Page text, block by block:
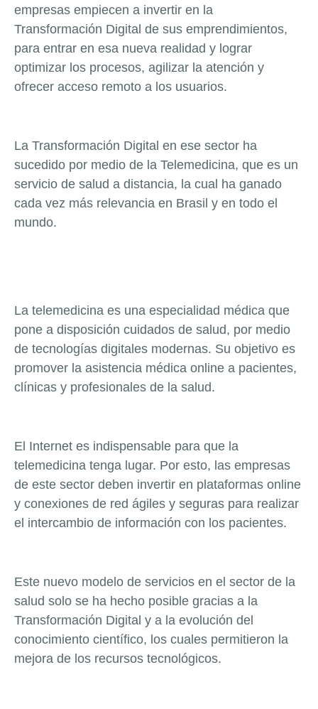
empresas empiecen a invertir en la
Transformación Digital de sus emprendimientos,
para entrar en esa nueva realidad y lograr
optimizar los procesos, agilizar la atención y
ofrecer acceso remoto a los usuarios.
La Transformación Digital en ese sector ha
sucedido por medio de la Telemedicina, que es un
servicio de salud a distancia, la cual ha ganado
cada vez más relevancia en Brasil y en todo el
mundo.
La telemedicina es una especialidad médica que
pone a disposición cuidados de salud, por medio
de tecnologías digitales modernas. Su objetivo es
promover la asistencia médica online a pacientes,
clínicas y profesionales de la salud.
El Internet es indispensable para que la
telemedicina tenga lugar. Por esto, las empresas
de este sector deben invertir en plataformas online
y conexiones de red ágiles y seguras para realizar
el intercambio de información con los pacientes.
Este nuevo modelo de servicios en el sector de la
salud solo se ha hecho posible gracias a la
Transformación Digital y a la evolución del
conocimiento científico, los cuales permitieron la
mejora de los recursos tecnológicos.